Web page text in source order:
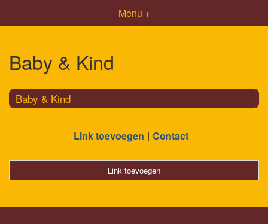
Menu +
Baby & Kind
Baby & Kind
Link toevoegen Contact
Link toevoegen